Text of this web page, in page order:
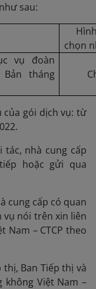
sau:
chọn
vụ đoàn
tháng
của gói dịch vụ: từ
nhà cung cấp
hoặc gửi qua
cung cấp có quan
vụ nói trên xin liên
Nam – CTCP theo
Ban Tiếp thị và
không Việt Nam –